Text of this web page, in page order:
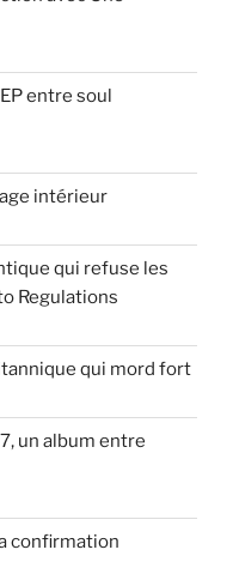
entre soul
intérieur
qui refuse les
Regulations
qui mord fort
un album entre
confirmation